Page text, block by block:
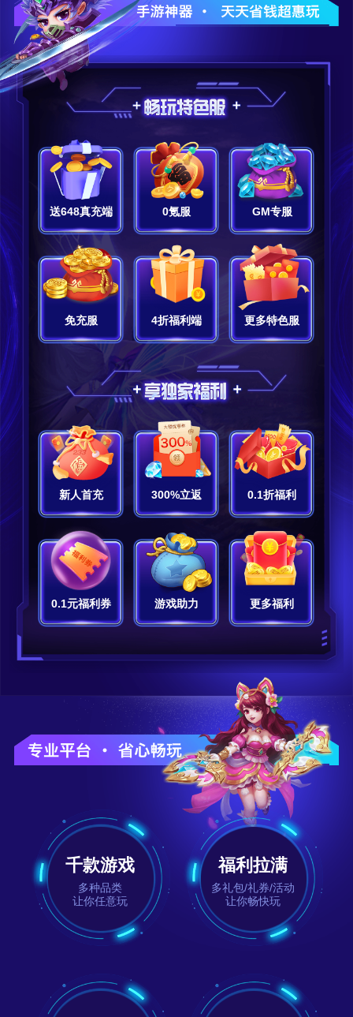
送648真充端 0氪服 GM专服
免充服 4折福利端 更多特色服
新人首充 300%立返 0.1折福利
0.1元福利券 游戏助力 更多福利
千款游戏
多种品类
让你任意玩
福利拉满
多礼包/礼券/活动
让你畅快玩